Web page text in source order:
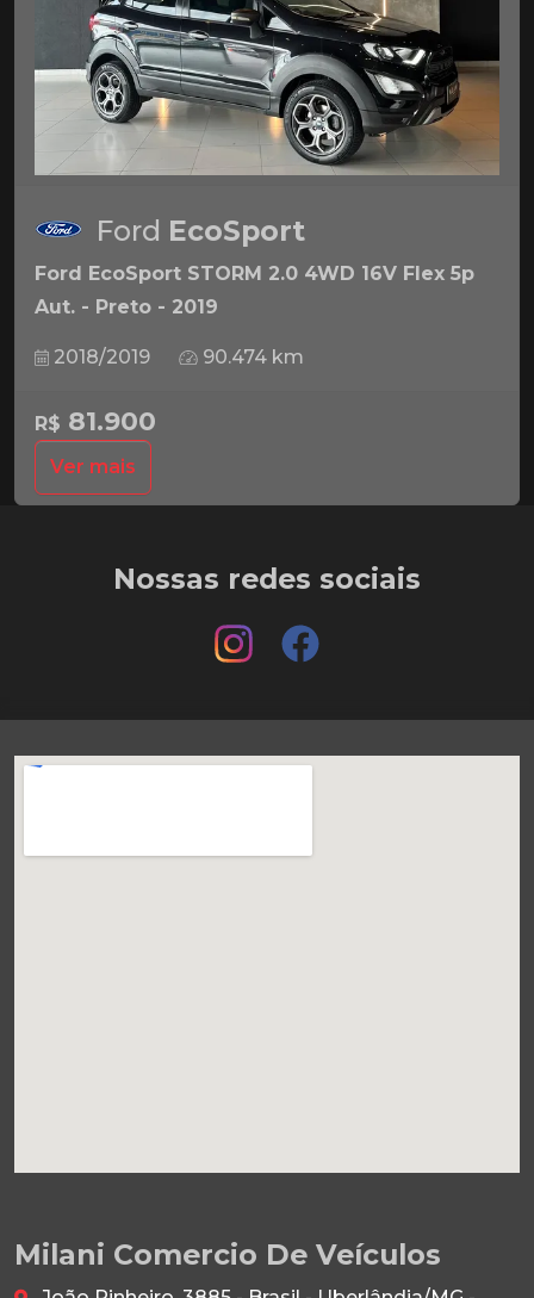
Ford EcoSport
Ford EcoSport STORM 2.0 4WD 16V Flex 5p
Aut. - Preto - 2019
2018/2019 90.474 km
R$ 81.900
Ver mais
Nossas redes sociais
Milani Comercio De Veículos